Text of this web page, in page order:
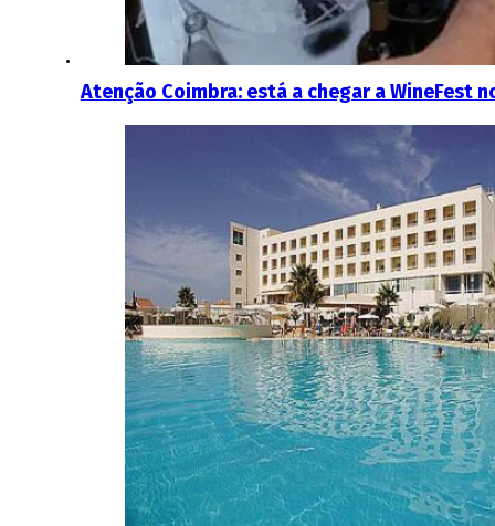
Atenção Coimbra: está a chegar a WineFest